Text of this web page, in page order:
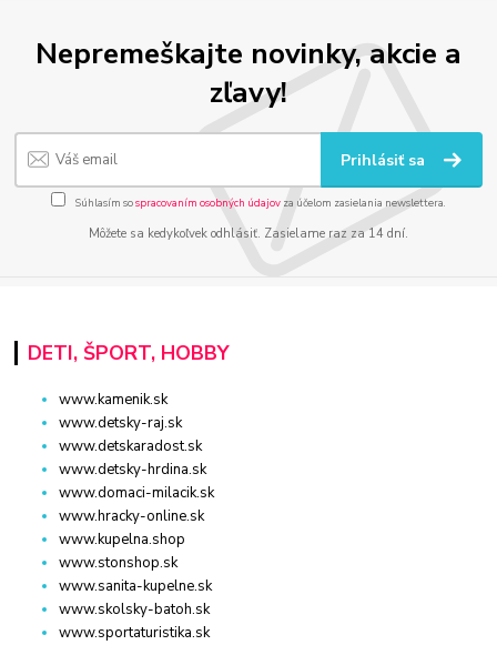
Nepremeškajte novinky, akcie a
zľavy!
Prihlásiť sa
Súhlasím sospracovaním osobných údajov za účelom zasielania newslettera.
Môžete sa kedykoľvek odhlásiť. Zasielame raz za 14 dní.
DETI, ŠPORT, HOBBY
www.kamenik.sk
www.detsky-raj.sk
www.detskaradost.sk
www.detsky-hrdina.sk
www.domaci-milacik.sk
www.hracky-online.sk
www.kupelna.shop
www.stonshop.sk
www.sanita-kupelne.sk
www.skolsky-batoh.sk
www.sportaturistika.sk